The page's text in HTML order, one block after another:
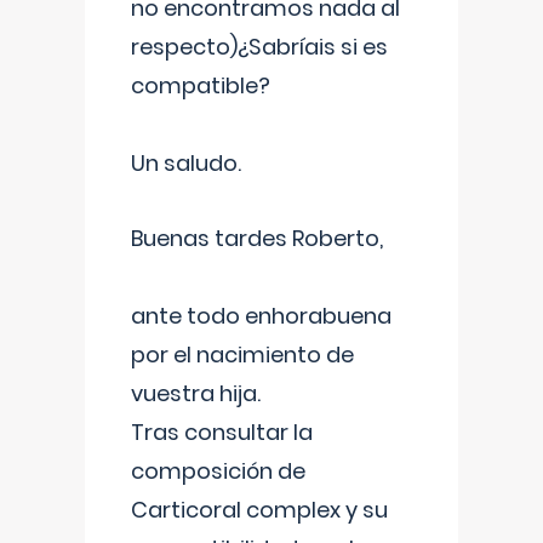
no encontramos nada al
respecto)¿Sabríais si es
compatible?
Un saludo.
Buenas tardes Roberto,
ante todo enhorabuena
por el nacimiento de
vuestra hija.
Tras consultar la
composición de
Carticoral complex y su